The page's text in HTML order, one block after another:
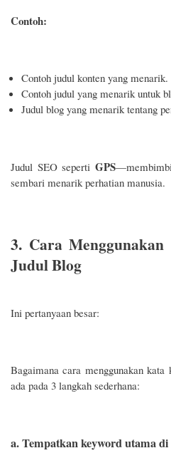
Contoh:
Contoh judul konten yang menarik.
Contoh judul yang menarik untuk
Judul blog yang menarik tentang
Judul SEO seperti GPS
sembari menarik perhatian manusia.
3. Cara
Judul Blog
Ini pertanyaan besar:
Bagaimana cara menggunakan
ada pada 3 langkah sederhana:
a. Tempatkan keyword utama